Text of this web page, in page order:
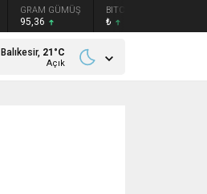
GRAM GÜMÜŞ
95,36
BITCOIN
₺
Balıkesir, 21 °C
Açık